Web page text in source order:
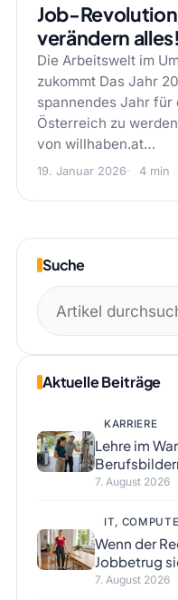
Job-
verändern alles!
Die Arbeitswelt im
zukommt Das Jahr
spannendes Jahr für
Österreich zu
von willhaben.at…
19. Januar 2026 4 min
Suche
Suchen
nach:
Aktuelle Beiträge
KARRIERE
Lehre im
7. August 2026
IT,
Wenn der
Jobbetrug
7. August 2026